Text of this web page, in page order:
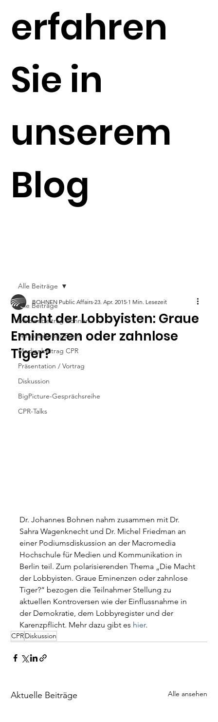
erfahren
Sie in
unserem
Blog
Alle Beiträge
Medienbeitrag Bohnen
Veranstaltung/ Event
Medienbeitrag CPR
Präsentation / Vortrag
Diskussion
BigPicture-Gesprächsreihe
CPR-Talks
Alle Beiträge
Macht der Lobbyisten: Graue
Eminenzen oder zahnlose
Tiger?
BOHNEN Public Affairs 23. Apr. 2015 1 Min. Lesezeit
Dr. Johannes Bohnen nahm zusammen mit Dr.
Sahra Wagenknecht und Dr. Michel Friedman an
einer Podiumsdiskussion an der Macromedia
Hochschule für Medien und Kommunikation in
Berlin teil. Zum polarisierenden Thema „Die Macht
der Lobbyisten. Graue Eminenzen oder zahnlose
Tiger?“ bezogen die Teilnahmer Stellung zu
aktuellen Kontroversen wie der Einflussnahme in
der Demokratie, dem Lobbyregister und der
Karenzpflicht. Mehr dazu gibt es hier.
CPRDiskussion
Aktuelle Beiträge Alle ansehen